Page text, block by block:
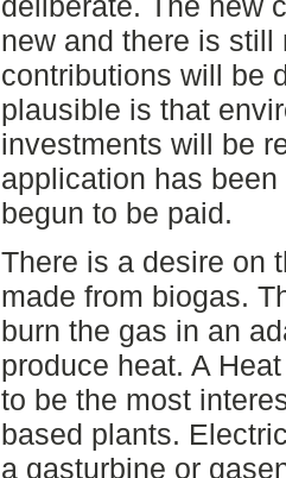
new and there is still
contributions will be
plausible is that
investments will be
application has
begun to be paid.
There is a desire on
made from biogas.
burn the gas in an
produce heat. A
to be the most
based plants.
a gasturbine or